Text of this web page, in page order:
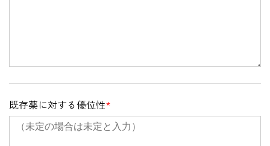
既存薬に対する優位性*